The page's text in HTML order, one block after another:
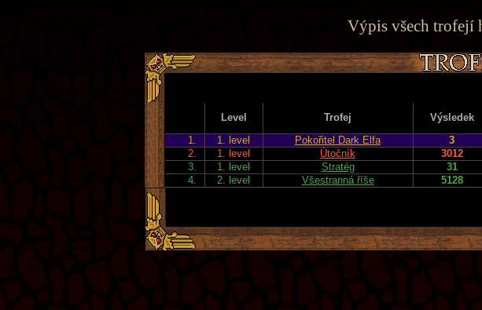
Výpis všech trofejí
Level Trofej Výsledek
1.
1. level Pokořitel Dark Elfa 3
2.
1. level Útočník 3012
3.
1. level Stratég 31
4.
2. level Všestranná říše 5128